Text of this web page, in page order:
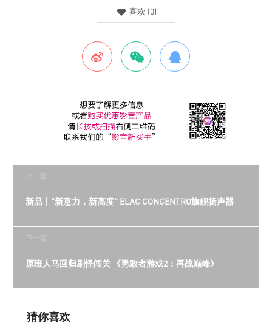
喜欢 (0)
上一篇
新品丨"新意力，新高度" ELAC CONCENTRO旗舰扬声器
下一篇
原班人马回归刷怪闯关 《勇敢者游戏2：再战巅峰》
猜你喜欢